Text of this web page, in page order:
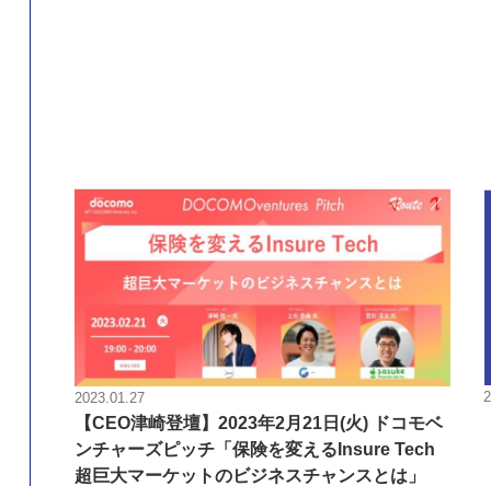
2023.01.27
【CEO津崎登壇】2023年2月21日(火) ドコモベ
ンチャーズピッチ「保険を変えるInsure Tech
超巨大マーケットのビジネスチャンスとは」